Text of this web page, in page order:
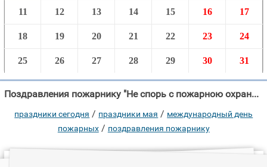
11 12 13 14 15 16 17
18 19 20 21 22 23 24
25 26 27 28 29 30 31
Поздравления пожарнику "Не спорь с пожарною охраной, здесь люди действуют упрямо, Их никогда не"
праздники сегодня / праздники мая / международный день
пожарных/ поздравления пожарнику